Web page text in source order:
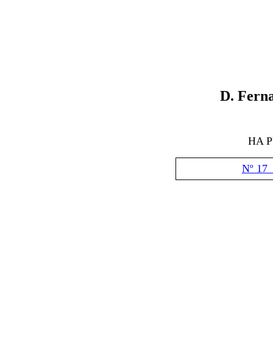
D.
HA
Nº 17